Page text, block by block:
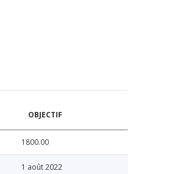
OBJECTIF
1800.00
1 août 2022